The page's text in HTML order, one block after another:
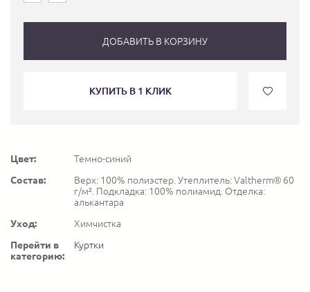
ДОБАВИТЬ В КОРЗИНУ
КУПИТЬ В 1 КЛИК
Цвет:
Темно-синий
Состав:
Верх: 100% полиэстер. Утеплитель: Valtherm® 60
г/м². Подкладка: 100% полиамид. Отделка:
алькантара
Уход:
Химчистка
Перейти в
категорию:
Куртки